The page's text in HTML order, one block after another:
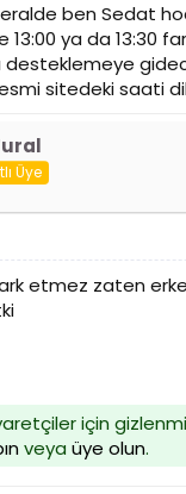
ben Sedat
13:00 ya da 13:30
desteklemeye
sitedeki saati
Üye
etmez zaten
için
veya üye olun.